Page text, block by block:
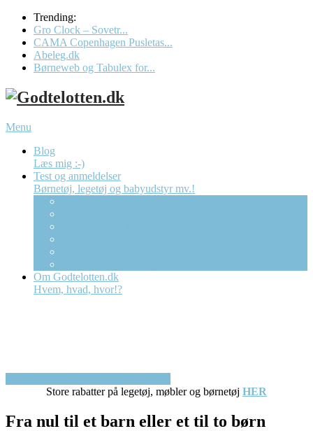
Trending:
Gro Clock – Sovetr...
CAMA Copenhagen Pusletas...
Abeleg.dk
Børneweb og Tabulex for...
Menu
Blog
Læs mig :-)
Test og anmeldelser
Børnetøj, legetøj og babyudstyr mv.!
Om Godtelotten.dk
Hvem, hvad, hvor!?
Store rabatter på legetøj, møbler og børnetøj HER
Fra nul til et barn eller et til to børn